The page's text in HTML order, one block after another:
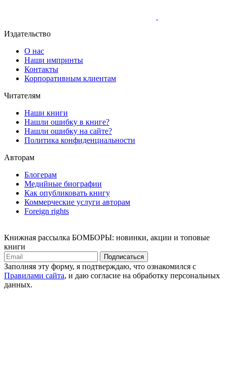
Издательство
О нас
Наши импринты
Контакты
Корпоративным клиентам
Читателям
Наши книги
Нашли ошибку в книге?
Нашли ошибку на сайте?
Политика конфиденциальности
Авторам
Блогерам
Медийные биографии
Как опубликовать книгу
Коммерческие услуги авторам
Foreign rights
Книжная рассылка БОМБОРЫ: новинки, акции и топовые
книги
Подписаться
Заполняя эту форму, я подтверждаю, что ознакомился с
Правилами сайта, и даю согласие на обработку персональных
данных.